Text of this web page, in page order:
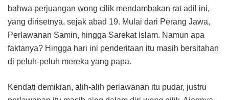
bahwa perjuangan wong cilik mendambakan rat adil ini,
yang dirisetnya, sejak abad 19. Mulai dari Perang Jawa,
Perlawanan Samin, hingga Sarekat Islam. Namun apa
faktanya? Hingga hari ini penderitaan itu masih bersitahan
di peluh-peluh mereka yang papa.
Kendati demikian, alih-alih perlawanan itu pudar, justru